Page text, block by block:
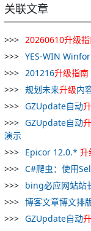
关联文章
20260610升级
YES-WIN
201216升级指南
规划未来升级内
GZUpdate自动
GZUpdate自动
演示
Epicor 12.0.* 升
C#爬虫：使用
bing必应网站站
博客文章博文排
GZUpdate自动